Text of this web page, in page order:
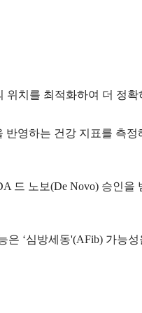
위치를 최적화하여 더 정
반영하는 건강 지표를 측
드 노보(De Novo) 승인
은 ‘심방세동'(AFib) 가능